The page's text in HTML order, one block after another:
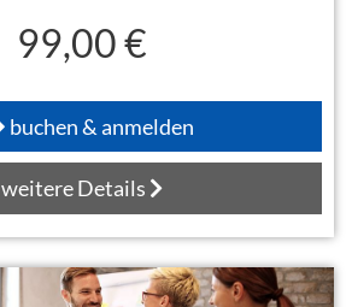
99,00 €
buchen & anmelden
weitere Details